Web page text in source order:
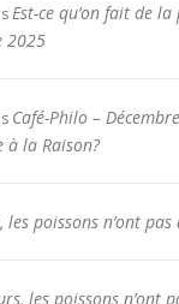
Est-ce qu’on fait de
2025
Café-Philo –
à la Raison?
les poissons n’ont pas
les poissons n’ont